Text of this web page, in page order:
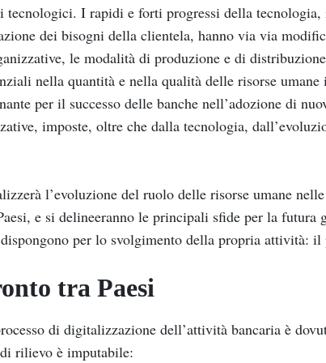
tecnologici. I rapidi e forti progressi della
dei bisogni della clientela, hanno via via
le modalità di produzione e di
nella quantità e nella qualità delle risorse
per il successo delle banche nell’adozione di
imposte, oltre che dalla tecnologia,
l’evoluzione del ruolo delle risorse umane
e si delineeranno le principali sfide per la futura
per lo svolgimento della propria attività: il
tra Paesi
di digitalizzazione dell’attività bancaria è
rilievo è imputabile: